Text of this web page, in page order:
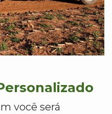
você será